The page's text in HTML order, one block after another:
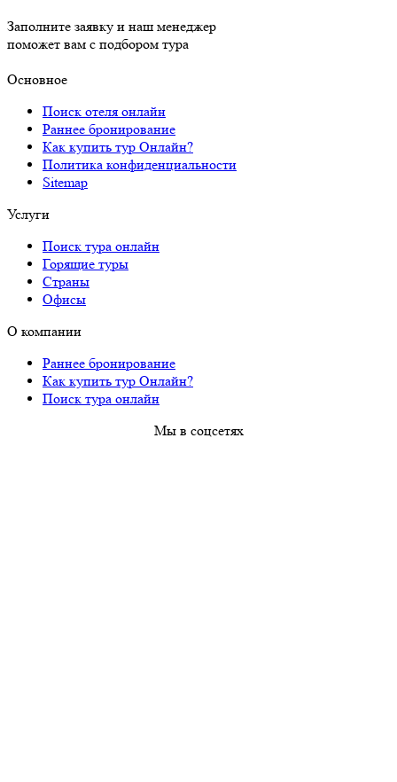
Заполните заявку и наш менеджер
поможет вам с подбором тура
Основное
Поиск отеля онлайн
Раннее бронирование
Как купить тур Онлайн?
Политика конфиденциальности
Sitemap
Услуги
Поиск тура онлайн
Горящие туры
Страны
Офисы
О компании
Раннее бронирование
Как купить тур Онлайн?
Поиск тура онлайн
Мы в соцсетях